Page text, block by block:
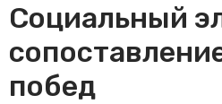
Социальный
побед